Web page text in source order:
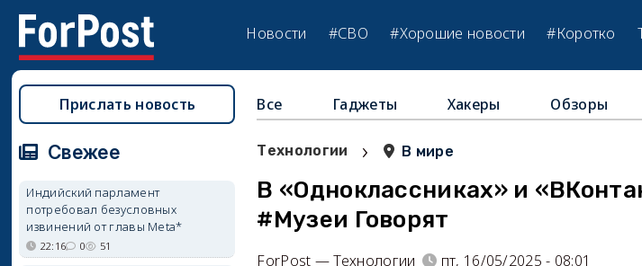
Новости #СВО #Хорошие новости #Коротко
Все Гаджеты Хакеры Обзоры
Технологии › В мире
В «Одноклассниках» и
#Музеи Говорят
ForPost — Технологии
пт, 16/05/2025 - 08:01
Прислать новость
Свежее
Индийский парламент
потребовал безусловных
извинений от главы Meta*
22:16 0 51